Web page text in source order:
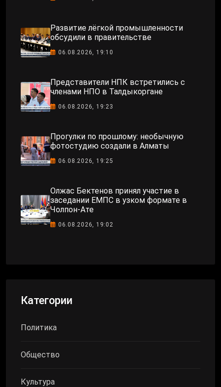
Развитие лёгкой промышленности
обсудили в правительстве
06.08.2026, 19:10
Представители НПК встретились с
членами НПО в Талдыкоргане
06.08.2026, 19:23
Прогулки по прошлому: необычную
фотостудию создали в Алматы
06.08.2026, 19:25
Олжас Бектенов принял участие в
заседании ЕМПС в узком формате в
Чолпон-Ате
06.08.2026, 19:02
Категории
Политика
Общество
Культура